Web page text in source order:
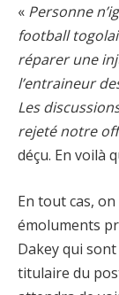
« Personne
football
réparer une
l’entraineur
Les
rejeté notre
déçu. En voilà
En tout cas,
émoluments
Dakey qui
titulaire du